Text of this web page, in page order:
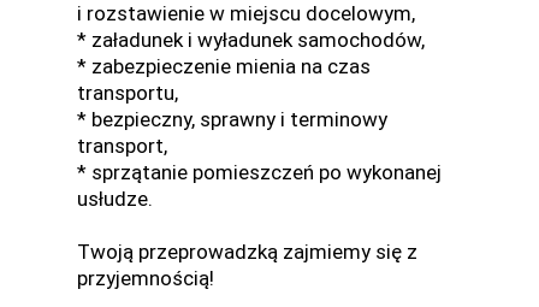
i rozstawienie w miejscu docelowym,
* załadunek i wyładunek samochodów,
* zabezpieczenie mienia na czas
transportu,
* bezpieczny, sprawny i terminowy
transport,
* sprzątanie pomieszczeń po wykonanej
usłudze.
Twoją przeprowadzką zajmiemy się z
przyjemnością!